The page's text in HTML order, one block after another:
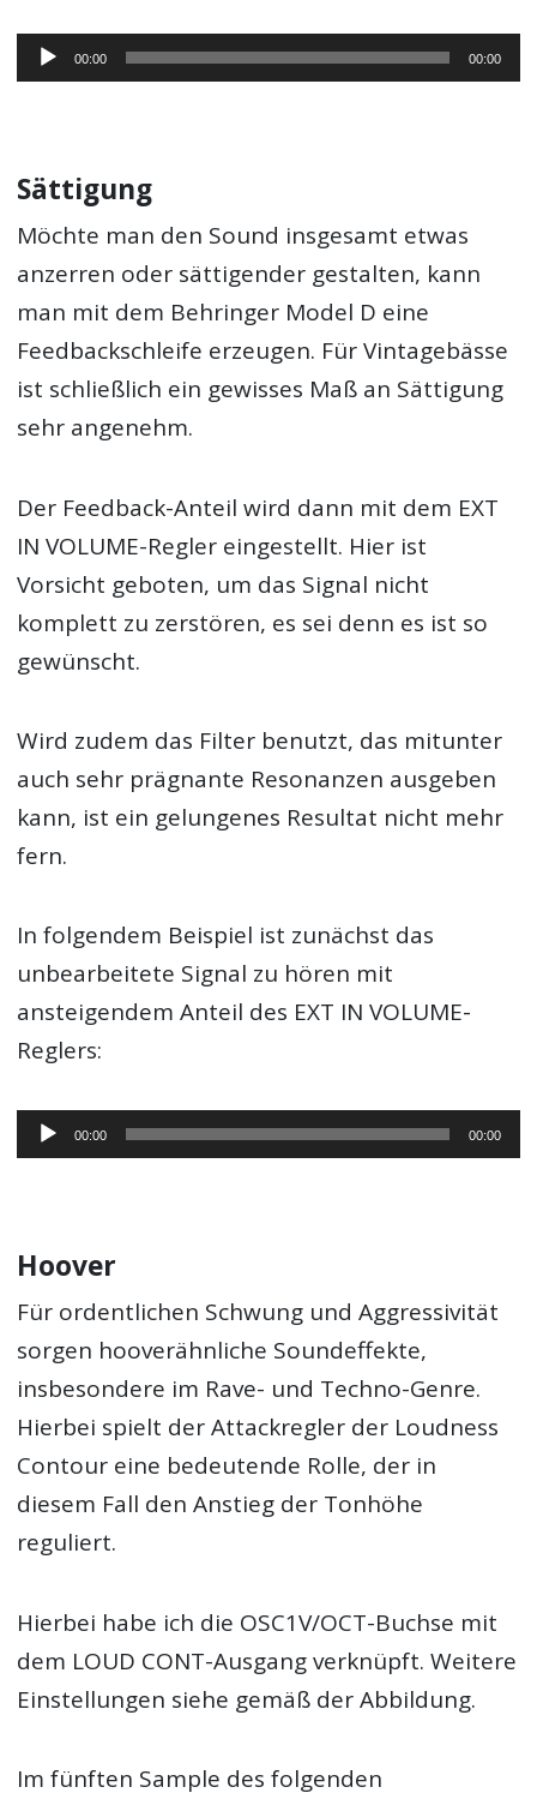
Audio-
Player
00:00 00:00
Sättigung
Möchte man den Sound insgesamt etwas
anzerren oder sättigender gestalten, kann
man mit dem Behringer Model D eine
Feedbackschleife erzeugen. Für Vintagebässe
ist schließlich ein gewisses Maß an Sättigung
sehr angenehm.
Der Feedback-Anteil wird dann mit dem EXT
IN VOLUME-Regler eingestellt. Hier ist
Vorsicht geboten, um das Signal nicht
komplett zu zerstören, es sei denn es ist so
gewünscht.
Wird zudem das Filter benutzt, das mitunter
auch sehr prägnante Resonanzen ausgeben
kann, ist ein gelungenes Resultat nicht mehr
fern.
In folgendem Beispiel ist zunächst das
unbearbeitete Signal zu hören mit
ansteigendem Anteil des EXT IN VOLUME-
Reglers:
Audio-
Player
00:00 00:00
Hoover
Für ordentlichen Schwung und Aggressivität
sorgen hooverähnliche Soundeffekte,
insbesondere im Rave- und Techno-Genre.
Hierbei spielt der Attackregler der Loudness
Contour eine bedeutende Rolle, der in
diesem Fall den Anstieg der Tonhöhe
reguliert.
Hierbei habe ich die OSC1V/OCT-Buchse mit
dem LOUD CONT-Ausgang verknüpft. Weitere
Einstellungen siehe gemäß der Abbildung.
Im fünften Sample des folgenden